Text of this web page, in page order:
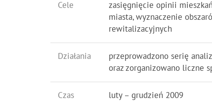
Cele
zasięgnięcie opinii
miasta, wyznaczenie
rewitalizacyjnych
Działania
przeprowadzono serię
oraz zorganizowano liczne
Czas luty – grudzień 2009